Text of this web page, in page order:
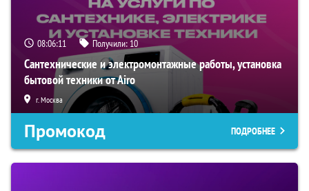
08:06:10 Получили: 10
Сантехнические и электромонтажные работы, установка
бытовой техники от Airo
г. Москва
Промокод ПОДРОБНЕЕ